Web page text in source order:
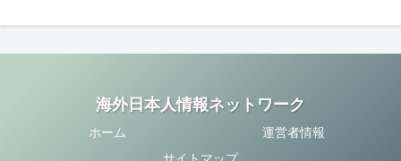
海外日本人情報ネットワーク
ホーム
運営者情報